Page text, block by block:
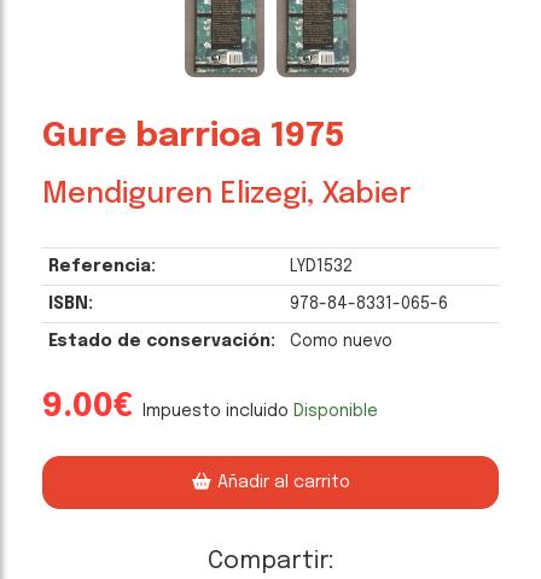
Gure barrioa 1975
Mendiguren Elizegi, Xabier
Referencia: LYD1532
ISBN: 978-84-8331-065-6
Estado de conservación: Como nuevo
9.00€ Impuesto incluido Disponible
Añadir al carrito
Compartir: